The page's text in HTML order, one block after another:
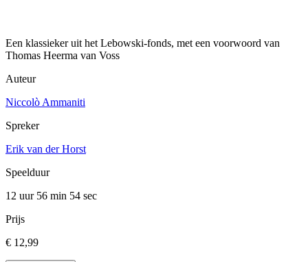
Een klassieker uit het Lebowski-fonds, met een voorwoord van
Thomas Heerma van Voss
Auteur
Niccolò Ammaniti
Spreker
Erik van der Horst
Speelduur
12 uur 56 min 54 sec
Prijs
€ 12,99